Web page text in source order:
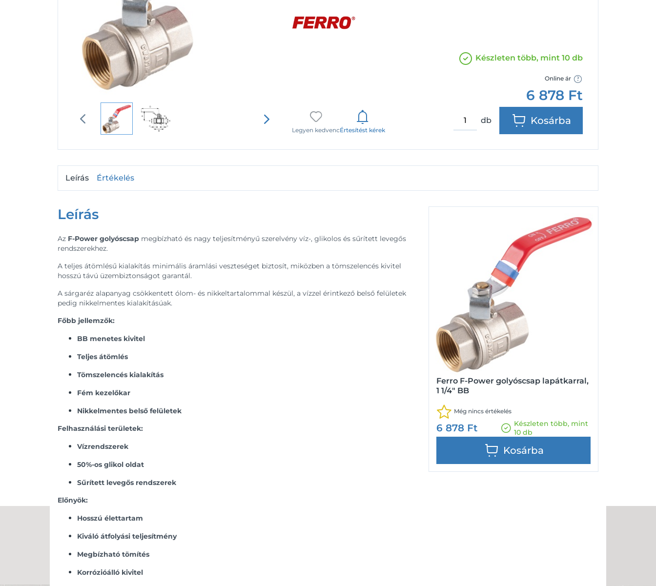
Legyen kedvencÉrtesítést kérek
Készleten több, mint 10 db
Online ár
6 878 Ft
db Kosárba
Ferro F-Power golyóscsap lapátkarral,
1 1/4" BB
Még nincs értékelés
6 878 Ft
Készleten több, mint
10 db
Kosárba
Leírás Értékelés
Leírás
Az F-Power golyóscsap megbízható és nagy teljesítményű szerelvény víz-, glikolos és sűrített levegős
rendszerekhez.
A teljes átömlésű kialakítás minimális áramlási veszteséget biztosít, miközben a tömszelencés kivitel
hosszú távú üzembiztonságot garantál.
A sárgaréz alapanyag csökkentett ólom- és nikkeltartalommal készül, a vízzel érintkező belső felületek
pedig nikkelmentes kialakításúak.
Főbb jellemzők:
BB menetes kivitel
Teljes átömlés
Tömszelencés kialakítás
Fém kezelőkar
Nikkelmentes belső felületek
Felhasználási területek:
Vízrendszerek
50%-os glikol oldat
Sűrített levegős rendszerek
Előnyök:
Hosszú élettartam
Kiváló átfolyási teljesítmény
Megbízható tömítés
Korrózióálló kivitel